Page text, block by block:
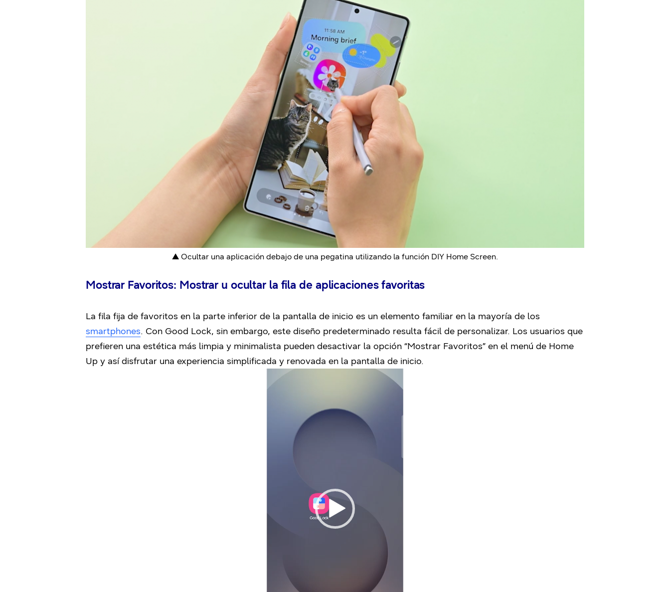
▲ Ocultar una aplicación debajo de una pegatina utilizando la función DIY Home Screen.
Mostrar Favoritos: Mostrar u ocultar la fila de aplicaciones favoritas
La fila fija de favoritos en la parte inferior de la pantalla de inicio es un elemento familiar en la mayoría de los
smartphones. Con Good Lock, sin embargo, este diseño predeterminado resulta fácil de personalizar. Los usuarios que
prefieren una estética más limpia y minimalista pueden desactivar la opción “Mostrar Favoritos” en el menú de Home
Up y así disfrutar una experiencia simplificada y renovada en la pantalla de inicio.